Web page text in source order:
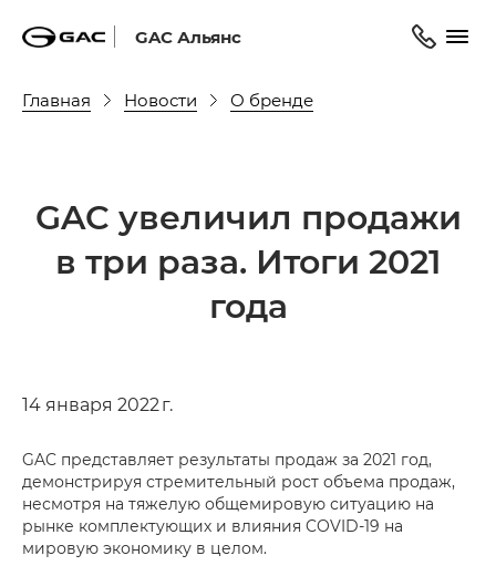
GAC Альянс
Главная Новости О бренде
GAC увеличил продажи
в три раза. Итоги 2021
года
14 января 2022 г.
GAC представляет результаты продаж за 2021 год,
демонстрируя стремительный рост объема продаж,
несмотря на тяжелую общемировую ситуацию на
рынке комплектующих и влияния COVID-19 на
мировую экономику в целом.